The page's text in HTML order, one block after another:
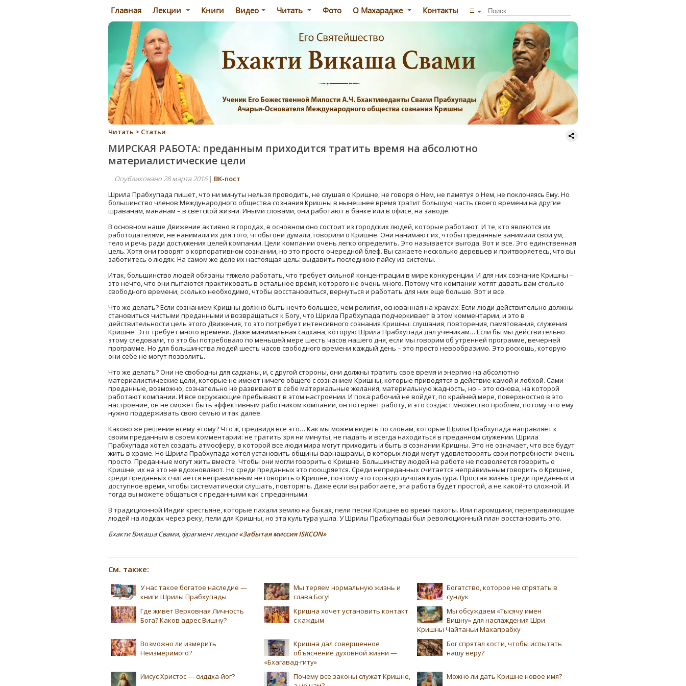
Главная Лекции Книги Видео Читать Фото О Махарадже Контакты ☰
Читать > Статьи
МИРСКАЯ РАБОТА: преданным приходится тратить время на абсолютно
материалистические цели
Опубликовано 28 марта 2016| ВК-пост
Шрила Прабхупада пишет, что ни минуты нельзя проводить, не слушая о Кришне, не говоря о Нем, не памятуя о Нем, не поклоняясь Ему. Но
большинство членов Международного общества сознания Кришны в нынешнее время тратит большую часть своего времени на другие
шраванам, мананам – в светской жизни. Иными словами, они работают в банке или в офисе, на заводе.
В основном наше Движение активно в городах, в основном оно состоит из городских людей, которые работают. И те, кто являются их
работодателями, не нанимали их для того, чтобы они думали, говорили о Кришне. Они нанимают их, чтобы преданные занимали свои ум,
тело и речь ради достижения целей компании. Цели компании очень легко определить. Это называется выгода. Вот и все. Это единственная
цель. Хотя они говорят о корпоративном сознании, но это просто очередной блеф. Вы сажаете несколько деревьев и притворяетесь, что вы
заботитесь о людях. На самом же деле их настоящая цель: выдавить последнюю пайсу из системы.
Итак, большинство людей обязаны тяжело работать, что требует сильной концентрации в мире конкуренции. И для них сознание Кришны –
это нечто, что они пытаются практиковать в остальное время, которого не очень много. Потому что компании хотят давать вам столько
свободного времени, сколько необходимо, чтобы восстановиться, вернуться и работать для них еще больше. Вот и все.
Что же делать? Если сознанием Кришны должно быть нечто большее, чем религия, основанная на храмах. Если люди действительно должны
становиться чистыми преданными и возвращаться к Богу, что Шрила Прабхупада подчеркивает в этом комментарии, и это в
действительности цель этого Движения, то это потребует интенсивного сознания Кришны: слушания, повторения, памятования, служения
Кришне. Это требует много времени. Даже минимальная садхана, которую Шрила Прабхупада дал ученикам… Если бы мы действительно
этому следовали, то это бы потребовало по меньшей мере шесть часов нашего дня, если мы говорим об утренней программе, вечерней
программе. Но для большинства людей шесть часов свободного времени каждый день – это просто невообразимо. Это роскошь, которую
они себе не могут позволить.
Что же делать? Они не свободны для садханы, и, с другой стороны, они должны тратить свое время и энергию на абсолютно
материалистические цели, которые не имеют ничего общего с сознанием Кришны, которые приводятся в действие камой и лобхой. Сами
преданные, возможно, сознательно не развивают в себе материальные желания, материальную жадность, но – это основа, на которой
работают компании. И все окружающие пребывают в этом настроении. И пока рабочий не войдет, по крайней мере, поверхностно в это
настроение, он не сможет быть эффективным работником компании, он потеряет работу, и это создаст множество проблем, потому что ему
нужно поддерживать свою семью и так далее.
Каково же решение всему этому? Что ж, предвидя все это… Как мы можем видеть по словам, которые Шрила Прабхупада направляет к
своим преданным в своем комментарии: не тратить зря ни минуты, не падать и всегда находиться в преданном служении. Шрила
Прабхупада хотел создать атмосферу, в которой все люди мира могут приходить и быть в сознании Кришны. Это не означает, что все будут
жить в храме. Но Шрила Прабхупада хотел установить общины варнашрамы, в которых люди могут удовлетворять свои потребности очень
просто. Преданные могут жить вместе. Чтобы они могли говорить о Кришне. Большинству людей на работе не позволяется говорить о
Кришне, их на это не вдохновляют. Но среди преданных это поощряется. Среди непреданных считается неправильным говорить о Кришне,
среди преданных считается неправильным не говорить о Кришне, поэтому это гораздо лучшая культура. Простая жизнь среди преданных и
доступное время, чтобы систематически слушать, повторять. Даже если вы работаете, эта работа будет простой, а не какой-то сложной. И
тогда вы можете общаться с преданными как с преданными.
В традиционной Индии крестьяне, которые пахали землю на быках, пели песни Кришне во время пахоты. Или паромщики, переправляющие
людей на лодках через реку, пели для Кришны, но эта культура ушла. У Шрилы Прабхупады был революционный план восстановить это.
Бхакти Викаша Свами, фрагмент лекции«Забытая миссия ISKCON»
См. также:
У нас такое богатое наследие —
книги Шрилы Прабхупады
Мы теряем нормальную жизнь и
слава Богу!
Богатство, которое не спрятать в
сундук
Где живет Верховная Личность
Бога? Каков адрес Вишну?
Кришна хочет установить контакт
с каждым
Мы обсуждаем «Тысячу имен
Вишну» для наслаждения Шри
Кришны Чайтаньи Махапрабху
Возможно ли измерить
Неизмеримого?
Кришна дал совершенное
объяснение духовной жизни —
«Бхагавад-гиту»
Бог спрятал кости, чтобы испытать
нашу веру?
Иисус Христос — сиддха-йог?
Почему все законы служат Кришне,
Можно ли дать Кришне новое имя?